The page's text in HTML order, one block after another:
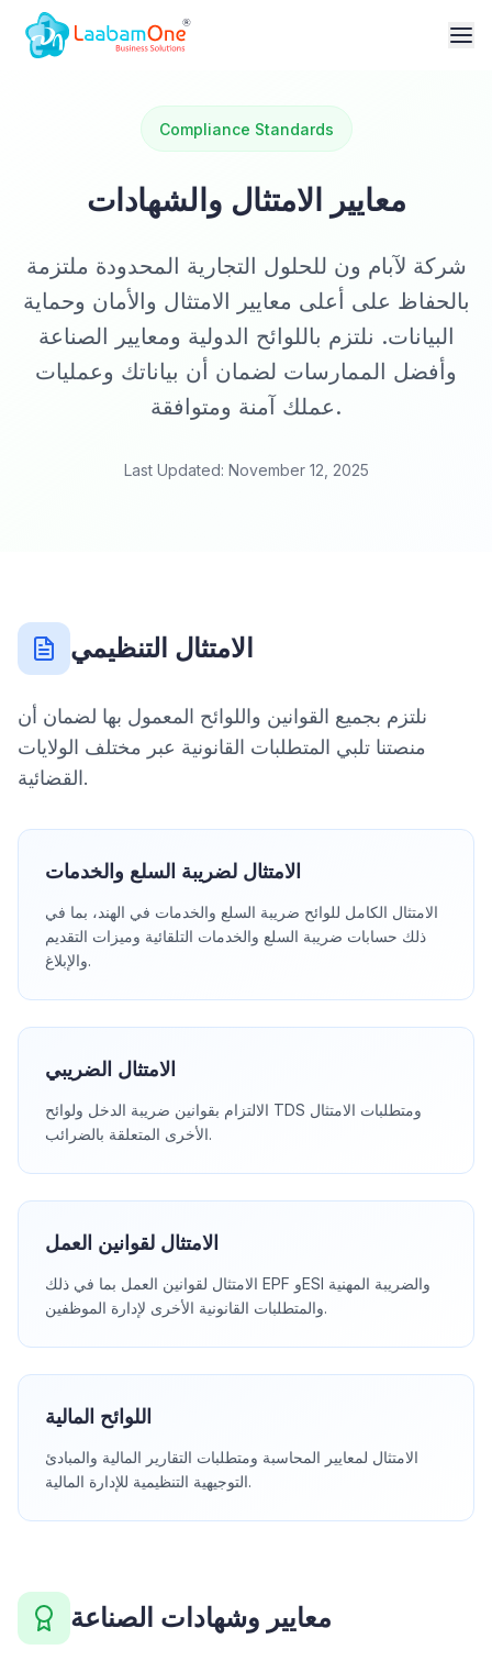
Compliance Standards
معايير الامتثال والشهادات
شركة لآبام ون للحلول التجارية المحدودة ملتزمة
بالحفاظ على أعلى معايير الامتثال والأمان وحماية
البيانات. نلتزم باللوائح الدولية ومعايير الصناعة
وأفضل الممارسات لضمان أن بياناتك وعمليات
عملك آمنة ومتوافقة.
Last Updated: November 12, 2025
الامتثال التنظيمي
نلتزم بجميع القوانين واللوائح المعمول بها لضمان أن
منصتنا تلبي المتطلبات القانونية عبر مختلف الولايات
القضائية.
الامتثال لضريبة السلع والخدمات
الامتثال الكامل للوائح ضريبة السلع والخدمات في الهند، بما في
ذلك حسابات ضريبة السلع والخدمات التلقائية وميزات التقديم
والإبلاغ.
الامتثال الضريبي
الالتزام بقوانين ضريبة الدخل ولوائح TDS ومتطلبات الامتثال
الأخرى المتعلقة بالضرائب.
الامتثال لقوانين العمل
الامتثال لقوانين العمل بما في ذلك EPF وESI والضريبة المهنية
والمتطلبات القانونية الأخرى لإدارة الموظفين.
اللوائح المالية
الامتثال لمعايير المحاسبة ومتطلبات التقارير المالية والمبادئ
التوجيهية التنظيمية للإدارة المالية.
معايير وشهادات الصناعة